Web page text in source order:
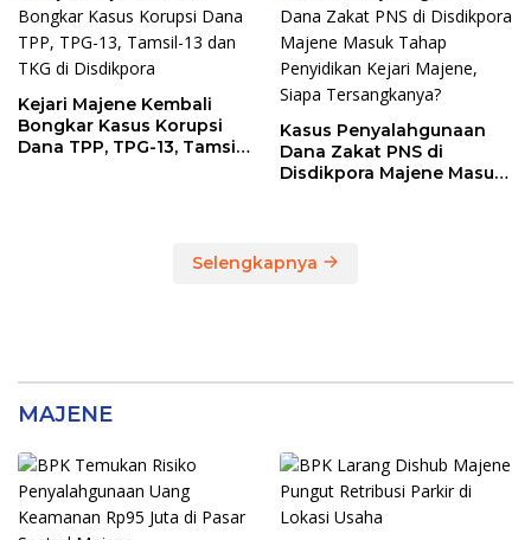
Kelebihan Pembayaran
Rp146,4 Juta
Kejari Majene Kembali
Bongkar Kasus Korupsi
Dana TPP, TPG-13, Tamsil-
Kasus Penyalahgunaan
Dana Zakat PNS di
Disdikpora Majene Masuk
Selengkapnya
MAJENE